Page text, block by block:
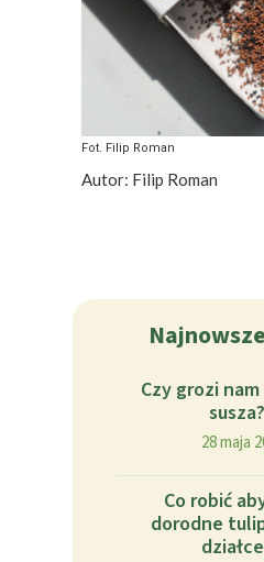
Czy grozi
susza?
28 maja
Co robić
dorodne
Fot. Filip Roman
Autor: Filip Roman